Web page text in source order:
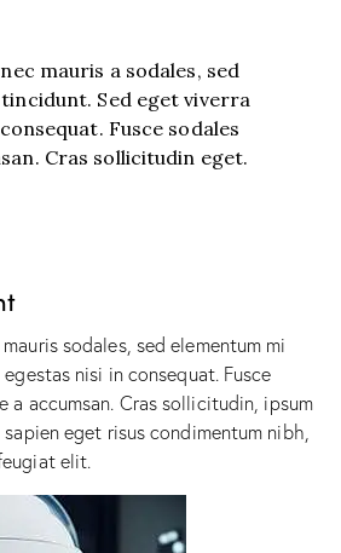
mauris a sodales, sed
Sed eget viverra
Fusce sodales
Cras sollicitudin eget.
sodales, sed elementum mi
nisi in consequat. Fusce
a accumsan. Cras sollicitudin, ipsum
eget risus condimentum nibh,
elit.